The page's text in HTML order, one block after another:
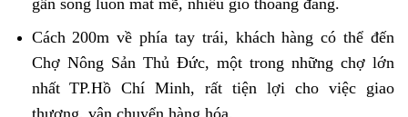
gần sông luôn mát mẽ, nhiều gió thoáng đãng.
Cách 200m về phía tay trái, khách hàng có thể đến
Chợ Nông Sản Thủ Đức, một trong những chợ lớn
nhất TP.Hồ Chí Minh, rất tiện lợi cho việc giao